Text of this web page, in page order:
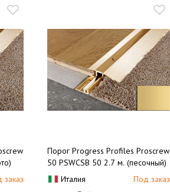
Порог Progress Profiles Proscrew
50 PSWCSB 50 2.7 м. (песочный)
Италия
Под заказ